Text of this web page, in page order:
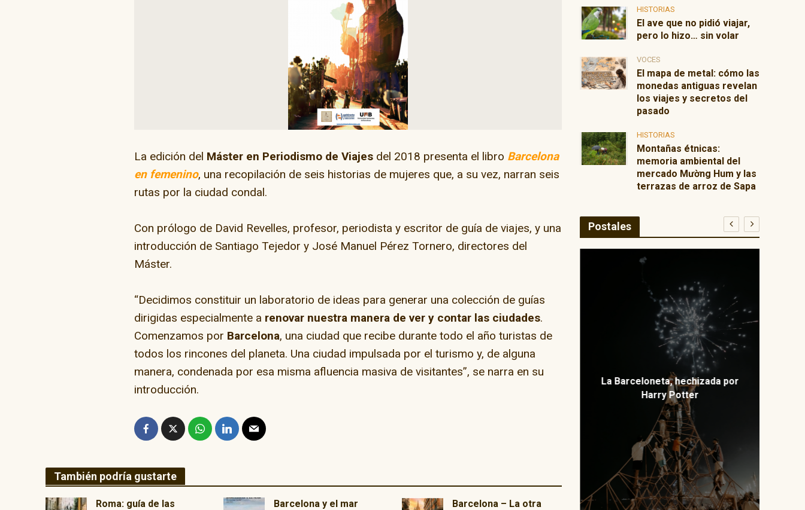
La edición del Máster en Periodismo de Viajes del 2018 presenta el libro Barcelona
en femenino, una recopilación de seis historias de mujeres que, a su vez, narran seis
rutas por la ciudad condal.
Con prólogo de David Revelles, profesor, periodista y escritor de guía de viajes, y una
introducción de Santiago Tejedor y José Manuel Pérez Tornero, directores del
Máster.
“Decidimos constituir un laboratorio de ideas para generar una colección de guías
dirigidas especialmente a renovar nuestra manera de ver y contar las ciudades.
Comenzamos por Barcelona, una ciudad que recibe durante todo el año turistas de
todos los rincones del planeta. Una ciudad impulsada por el turismo y, de alguna
manera, condenada por esa misma afluencia masiva de visitantes”, se narra en su
introducción.
También podría gustarte
Roma: guía de las
Barcelona y el mar
Barcelona – La otra
HISTORIAS
El ave que no pidió viajar,
pero lo hizo… sin volar
VOCES
El mapa de metal: cómo las
monedas antiguas revelan
los viajes y secretos del
pasado
HISTORIAS
Montañas étnicas:
memoria ambiental del
mercado Mường Hum y las
terrazas de arroz de Sapa
Postales
“Go Skate Day” en la capital del
skate
El camino de Dios
La Barceloneta, hechizada por
Harry Potter